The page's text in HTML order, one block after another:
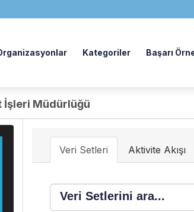
Kategoriler Başarı
İşleri Müdürlüğü
Veri Setleri Aktivite Akışı